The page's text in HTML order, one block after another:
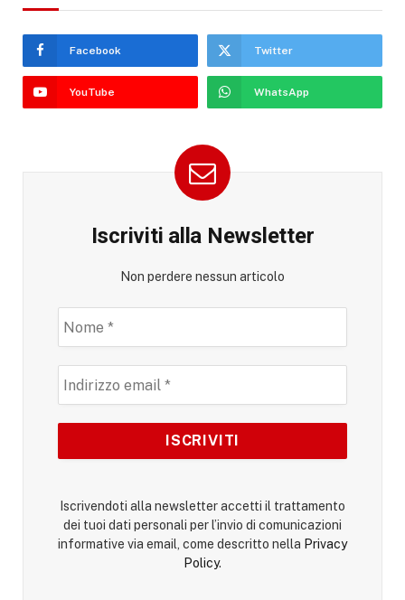
Facebook Twitter
YouTube WhatsApp
Iscriviti alla Newsletter
Non perdere nessun articolo
Iscrivendoti alla newsletter accetti il trattamento
dei tuoi dati personali per l’invio di comunicazioni
informative via email, come descritto nella Privacy
Policy.